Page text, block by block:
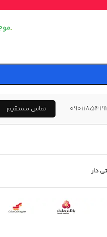
09011854191 تماس مستقیم
دار